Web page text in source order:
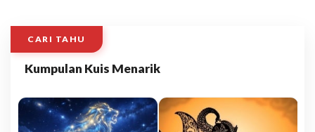
CARI TAHU
Kumpulan Kuis Menarik